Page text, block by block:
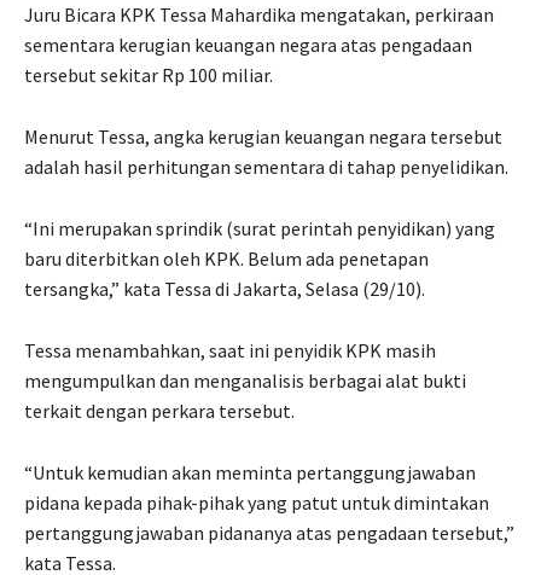
Juru Bicara KPK Tessa Mahardika mengatakan, perkiraan
sementara kerugian keuangan negara atas pengadaan
tersebut sekitar Rp 100 miliar.
Menurut Tessa, angka kerugian keuangan negara tersebut
adalah hasil perhitungan sementara di tahap penyelidikan.
“Ini merupakan sprindik (surat perintah penyidikan) yang
baru diterbitkan oleh KPK. Belum ada penetapan
tersangka,” kata Tessa di Jakarta, Selasa (29/10).
Tessa menambahkan, saat ini penyidik KPK masih
mengumpulkan dan menganalisis berbagai alat bukti
terkait dengan perkara tersebut.
“Untuk kemudian akan meminta pertanggungjawaban
pidana kepada pihak-pihak yang patut untuk dimintakan
pertanggungjawaban pidananya atas pengadaan tersebut,”
kata Tessa.